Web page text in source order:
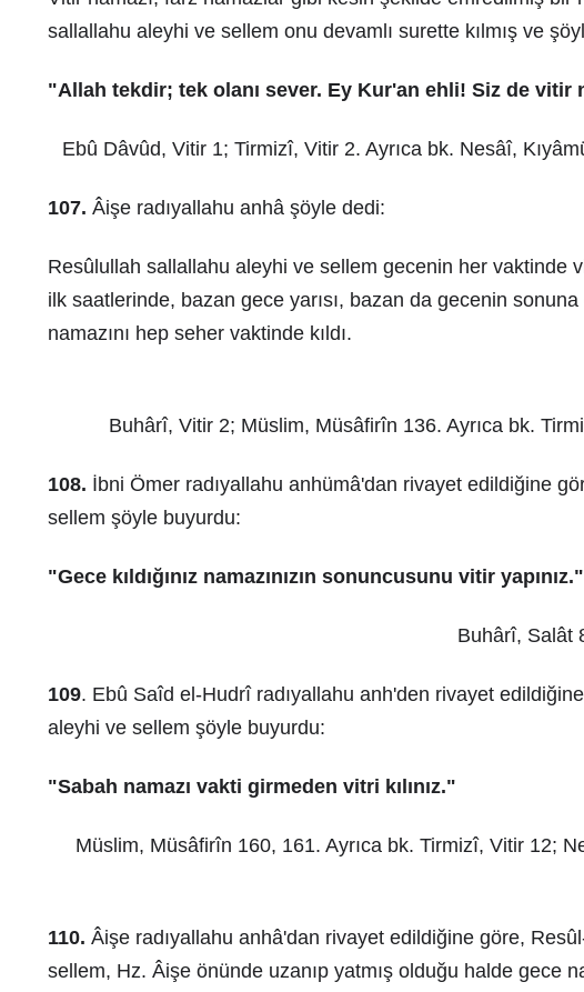
sallallahu aleyhi ve sellem onu devamlı surette kılmış ve
"Allah tekdir; tek olanı sever. Ey Kur'an ehli! Siz de vitir
Ebû Dâvûd, Vitir 1; Tirmizî, Vitir 2. Ayrıca bk. Nesâî,
107. Âişe radıyallahu anhâ şöyle dedi:
Resûlullah sallallahu aleyhi ve sellem gecenin her vaktinde
ilk saatlerinde, bazan gece yarısı, bazan da gecenin sonuna
namazını hep seher vaktinde kıldı.
Buhârî, Vitir 2; Müslim, Müsâfirîn 136. Ayrıca bk.
108. İbni Ömer radıyallahu anhümâ'dan rivayet edildiğine
sellem şöyle buyurdu:
"Gece kıldığınız namazınızın sonuncusunu vitir yapınız."
Buhârî, Salât
109. Ebû Saîd el-Hudrî radıyallahu anh'den rivayet
aleyhi ve sellem şöyle buyurdu:
"Sabah namazı vakti girmeden vitri kılınız."
Müslim, Müsâfirîn 160, 161. Ayrıca bk. Tirmizî, Vitir 12;
110. Âişe radıyallahu anhâ'dan rivayet edildiğine göre,
sellem, Hz. Âişe önünde uzanıp yatmış olduğu halde gece